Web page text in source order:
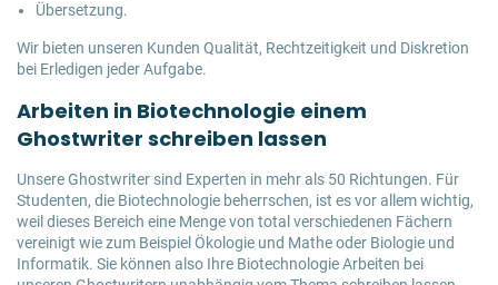
Übersetzung.
Wir bieten unseren Kunden Qualität, Rechtzeitigkeit und Diskretion
bei Erledigen jeder Aufgabe.
Arbeiten in Biotechnologie einem
Ghostwriter schreiben lassen
Unsere Ghostwriter sind Experten in mehr als 50 Richtungen. Für
Studenten, die Biotechnologie beherrschen, ist es vor allem wichtig,
weil dieses Bereich eine Menge von total verschiedenen Fächern
vereinigt wie zum Beispiel Ökologie und Mathe oder Biologie und
Informatik. Sie können also Ihre Biotechnologie Arbeiten bei